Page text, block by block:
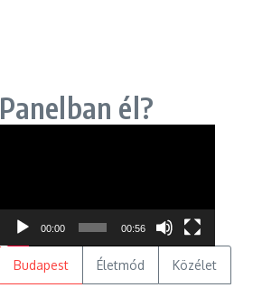
Panelban él?
00:00 00:56
Budapest Életmód Közélet